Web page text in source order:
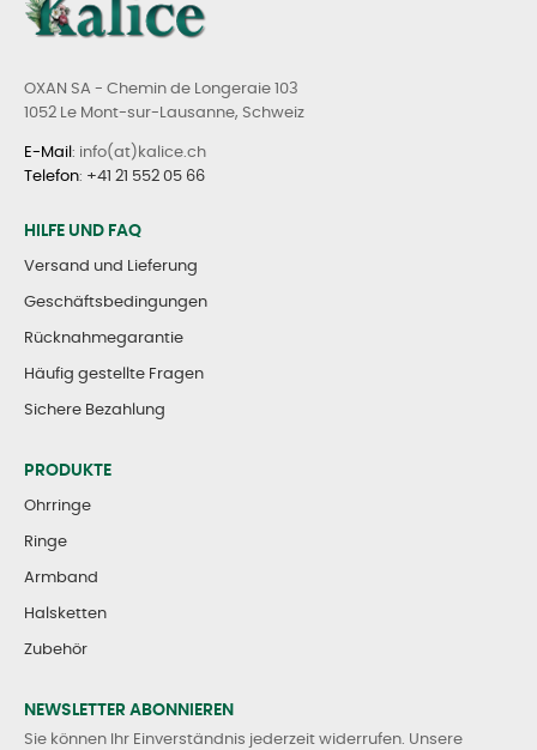
OXAN SA - Chemin de Longeraie 103
1052 Le Mont-sur-Lausanne, Schweiz
E-Mail : info(at)kalice.ch
Telefon: +41 21 552 05 66
HILFE UND FAQ
Versand und Lieferung
Geschäftsbedingungen
Rücknahmegarantie
Häufig gestellte Fragen
Sichere Bezahlung
PRODUKTE
Ohrringe
Ringe
Armband
Halsketten
Zubehör
NEWSLETTER ABONNIEREN
Sie können Ihr Einverständnis jederzeit widerrufen. Unsere